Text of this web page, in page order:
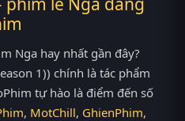
Nga hay nhất gần đây?
1)) chính là tác phẩm
tự hào là điểm đến số
, MotChill, GhienPhim,